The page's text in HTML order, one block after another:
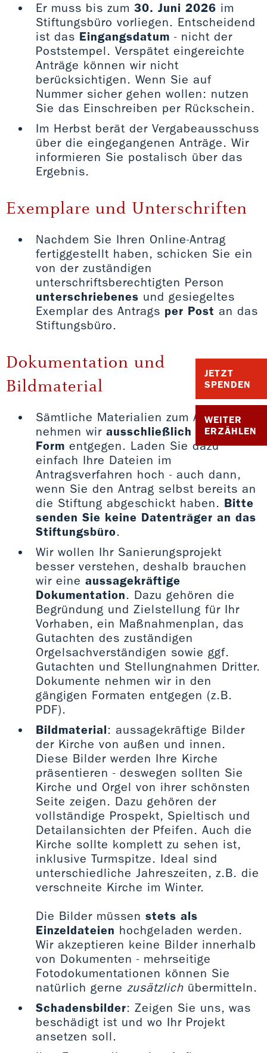
JETZT
SPENDEN
WEITER
ERZÄHLEN
Er muss bis zum 30. Juni 2026 im
Stiftungsbüro vorliegen. Entscheidend
ist das Eingangsdatum - nicht der
Poststempel. Verspätet eingereichte
Anträge können wir nicht
berücksichtigen. Wenn Sie auf
Nummer sicher gehen wollen: nutzen
Sie das Einschreiben per Rückschein.
Im Herbst berät der Vergabeausschuss
über die eingegangenen Anträge. Wir
informieren Sie postalisch über das
Ergebnis.
Exemplare und Unterschriften
Nachdem Sie Ihren Online-Antrag
fertiggestellt haben, schicken Sie ein
von der zuständigen
unterschriftsberechtigten Person
unterschriebenes und gesiegeltes
Exemplar des Antrags per Post an das
Stiftungsbüro.
Dokumentation und
Bildmaterial
Sämtliche Materialien zum Antrag
nehmen wir ausschließlich in digitaler
Form entgegen. Laden Sie dazu
einfach Ihre Dateien im
Antragsverfahren hoch - auch dann,
wenn Sie den Antrag selbst bereits an
die Stiftung abgeschickt haben. Bitte
senden Sie keine Datenträger an das
Stiftungsbüro.
Wir wollen Ihr Sanierungsprojekt
besser verstehen, deshalb brauchen
wir eine aussagekräftige
Dokumentation. Dazu gehören die
Begründung und Zielstellung für Ihr
Vorhaben, ein Maßnahmenplan, das
Gutachten des zuständigen
Orgelsachverständigen sowie ggf.
Gutachten und Stellungnahmen Dritter.
Dokumente nehmen wir in den
gängigen Formaten entgegen (z.B.
PDF).
Bildmaterial: aussagekräftige Bilder
der Kirche von außen und innen.
Diese Bilder werden Ihre Kirche
präsentieren - deswegen sollten Sie
Kirche und Orgel von ihrer schönsten
Seite zeigen. Dazu gehören der
vollständige Prospekt, Spieltisch und
Detailansichten der Pfeifen. Auch die
Kirche sollte komplett zu sehen ist,
inklusive Turmspitze. Ideal sind
unterschiedliche Jahreszeiten, z.B. die
verschneite Kirche im Winter.
Die Bilder müssen stets als
Einzeldateien hochgeladen werden.
Wir akzeptieren keine Bilder innerhalb
von Dokumenten - mehrseitige
Fotodokumentationen können Sie
natürlich gerne zusätzlich übermitteln.
Schadensbilder: Zeigen Sie uns, was
beschädigt ist und wo Ihr Projekt
ansetzen soll.